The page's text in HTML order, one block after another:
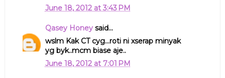
June 18, 2012 at 3:43 PM
Qasey Honeysaid...
wslm Kak CT cyg...roti ni xserap minyak
yg byk..mcm biase aje..
June 18, 2012 at 7:01 PM